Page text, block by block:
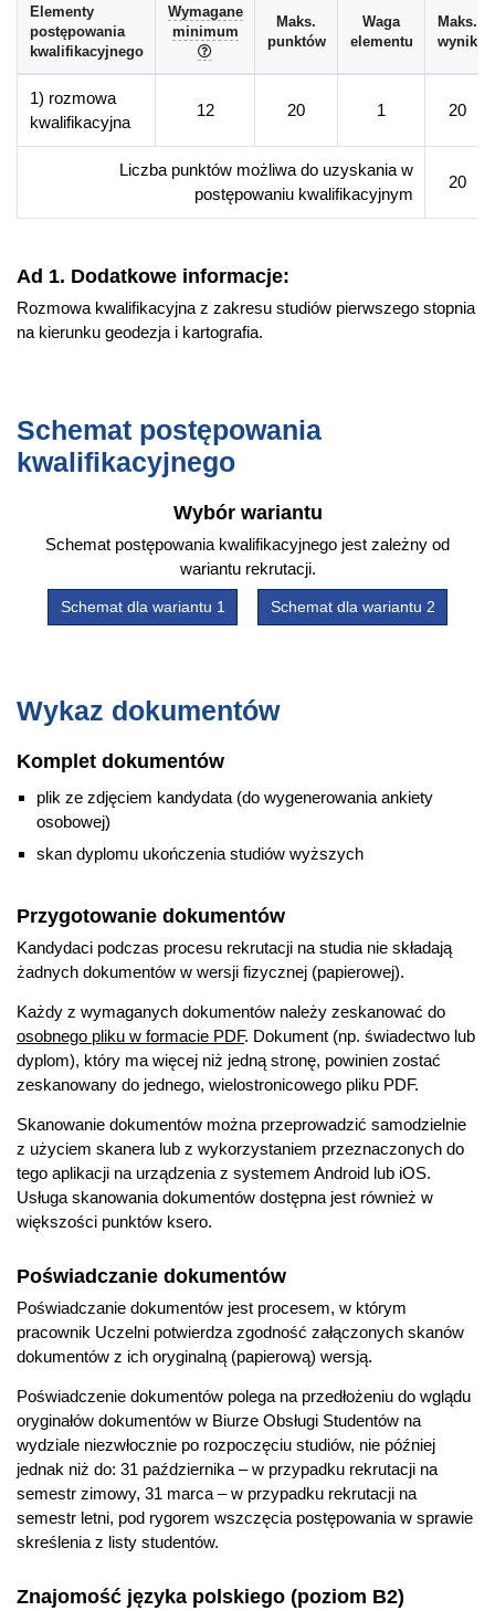
Elementy
postępowania
kwalifikacyjnego
Wymagane
minimum
Maks.
punktów
Waga
elementu
Maks.
wynik
1) rozmowa
kwalifikacyjna
12 20 1 20
Liczba punktów możliwa do uzyskania w
postępowaniu kwalifikacyjnym
20
Ad 1. Dodatkowe informacje:
Rozmowa kwalifikacyjna z zakresu studiów pierwszego stopnia
na kierunku geodezja i kartografia.
Schemat postępowania
kwalifikacyjnego
Wybór wariantu
Schemat postępowania kwalifikacyjnego jest zależny od
wariantu rekrutacji.
Schemat dla wariantu 1 Schemat dla wariantu 2
Wykaz dokumentów
Komplet dokumentów
plik ze zdjęciem kandydata (do wygenerowania ankiety
osobowej)
skan dyplomu ukończenia studiów wyższych
Przygotowanie dokumentów
Kandydaci podczas procesu rekrutacji na studia nie składają
żadnych dokumentów w wersji fizycznej (papierowej).
Każdy z wymaganych dokumentów należy zeskanować do
osobnego pliku w formacie PDF. Dokument (np. świadectwo lub
dyplom), który ma więcej niż jedną stronę, powinien zostać
zeskanowany do jednego, wielostronicowego pliku PDF.
Skanowanie dokumentów można przeprowadzić samodzielnie
z użyciem skanera lub z wykorzystaniem przeznaczonych do
tego aplikacji na urządzenia z systemem Android lub iOS.
Usługa skanowania dokumentów dostępna jest również w
większości punktów ksero.
Poświadczanie dokumentów
Poświadczanie dokumentów jest procesem, w którym
pracownik Uczelni potwierdza zgodność załączonych skanów
dokumentów z ich oryginalną (papierową) wersją.
Poświadczenie dokumentów polega na przedłożeniu do wglądu
oryginałów dokumentów w Biurze Obsługi Studentów na
wydziale niezwłocznie po rozpoczęciu studiów, nie później
jednak niż do: 31 października – w przypadku rekrutacji na
semestr zimowy, 31 marca – w przypadku rekrutacji na
semestr letni, pod rygorem wszczęcia postępowania w sprawie
skreślenia z listy studentów.
Znajomość języka polskiego (poziom B2)